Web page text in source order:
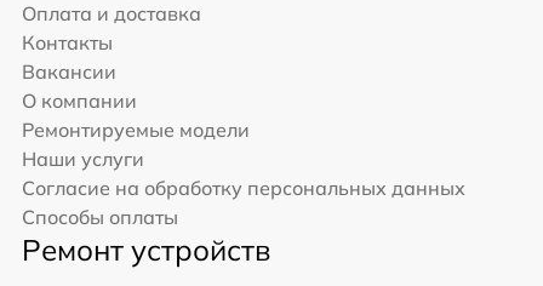
Оплата и доставка
Контакты
Вакансии
О компании
Ремонтируемые модели
Наши услуги
Согласие на обработку персональных данных
Способы оплаты
Ремонт устройств